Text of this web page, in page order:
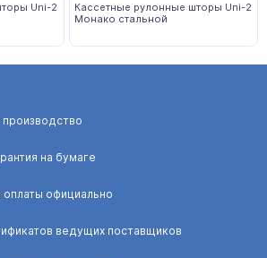
Uni-2
Кассетные рулонные шторы Uni-2
Монако стальной
производство
на бумаге
оплаты официально
ведущих поставщиков